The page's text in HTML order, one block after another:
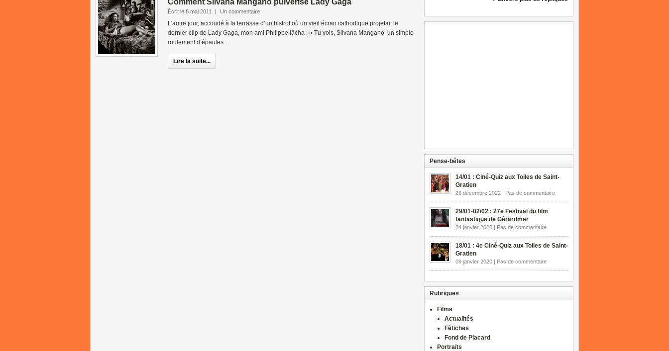
Comment Silvana Mangano pulvérise Lady Gaga
Écrit le 8 mai 2011 | Un commentaire
L’autre jour, accoudé à la terrasse d’un bistrot où un vieil écran cathodique projetait le
dernier clip de Lady Gaga, mon ami Philippe lâcha : « Tu vois, Silvana Mangano, un simple
roulement d’épaules...
Lire la suite...
Pense-bêtes
14/01 : Ciné-Quiz aux Toiles de Saint-
Gratien
26 décembre 2022 | Pas de commentaire
29/01-02/02 : 27e Festival du film
fantastique de Gérardmer
24 janvier 2020 | Pas de commentaire
18/01 : 4e Ciné-Quiz aux Toiles de Saint-
Gratien
09 janvier 2020 | Pas de commentaire
Rubriques
Films
Actualités
Fétiches
Fond de Placard
Portraits